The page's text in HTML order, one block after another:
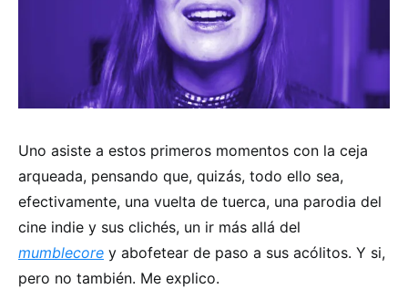
Uno asiste a estos primeros momentos con la ceja
arqueada, pensando que, quizás, todo ello sea,
efectivamente, una vuelta de tuerca, una parodia del
cine indie y sus clichés, un ir más allá del
mumblecore y abofetear de paso a sus acólitos. Y si,
pero no también. Me explico.